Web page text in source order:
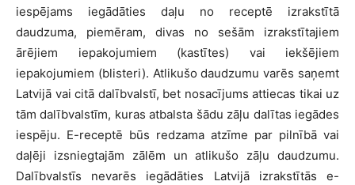
iespējams iegādāties daļu no receptē izrakstītā
daudzuma, piemēram, divas no sešām izrakstītajiem
ārējiem iepakojumiem (kastītes) vai iekšējiem
iepakojumiem (blisteri). Atlikušo daudzumu varēs saņemt
Latvijā vai citā dalībvalstī, bet nosacījums attiecas tikai uz
tām dalībvalstīm, kuras atbalsta šādu zāļu dalītas iegādes
iespēju. E-receptē būs redzama atzīme par pilnībā vai
daļēji izsniegtajām zālēm un atlikušo zāļu daudzumu.
Dalībvalstīs nevarēs iegādāties Latvijā izrakstītās e-